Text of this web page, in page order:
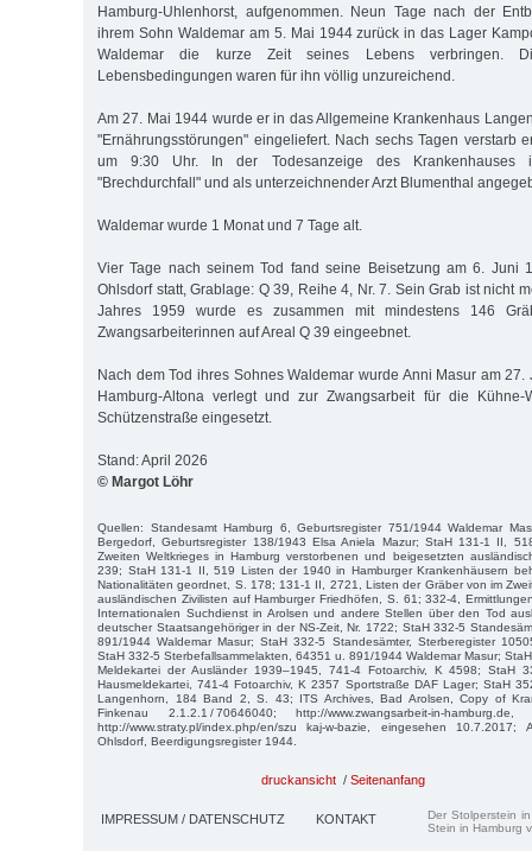
Hamburg-Uhlenhorst, aufgenommen. Neun Tage nach der
ihrem Sohn Waldemar am 5. Mai 1944 zurück in das Lager
Waldemar die kurze Zeit seines Lebens verbringen.
Lebensbedingungen waren für ihn völlig unzureichend.
Am 27. Mai 1944 wurde er in das Allgemeine Krankenhaus
"Ernährungsstörungen" eingeliefert. Nach sechs Tagen verstarb
um 9:30 Uhr. In der Todesanzeige des Krankenhauses
"Brechdurchfall" und als unterzeichnender Arzt Blumenthal
Waldemar wurde 1 Monat und 7 Tage alt.
Vier Tage nach seinem Tod fand seine Beisetzung am 6. Juni
Ohlsdorf statt, Grablage: Q 39, Reihe 4, Nr. 7. Sein Grab ist nicht
Jahres 1959 wurde es zusammen mit mindestens 146
Zwangsarbeiterinnen auf Areal Q 39 eingeebnet.
Nach dem Tod ihres Sohnes Waldemar wurde Anni Masur am
Hamburg-Altona verlegt und zur Zwangsarbeit für die Kühne-
Schützenstraße eingesetzt.
Stand: April 2026
© Margot Löhr
Quellen: Standesamt Hamburg 6, Geburtsregister 751/1944 Waldemar
Bergedorf, Geburtsregister 138/1943 Elsa Aniela Mazur; StaH 131-1 II,
Zweiten Weltkrieges in Hamburg verstorbenen und beigesetzten
239; StaH 131-1 II, 519 Listen der 1940 in Hamburger Krankenhäusern
Nationalitäten geordnet, S. 178; 131-1 II, 2721, Listen der Gräber von im
ausländischen Zivilisten auf Hamburger Friedhöfen, S. 61; 332-4,
Internationalen Suchdienst in Arolsen und andere Stellen über den Tod
deutscher Staatsangehöriger in der NS-Zeit, Nr. 1722; StaH 332-5
891/1944 Waldemar Masur; StaH 332-5 Standesämter, Sterberegister
StaH 332-5 Sterbefallsammelakten, 64351 u. 891/1944 Waldemar Masur;
Meldekartei der Ausländer 1939–1945, 741-4 Fotoarchiv, K 4598; StaH
Hausmeldekartei, 741-4 Fotoarchiv, K 2357 Sportstraße DAF Lager; StaH
Langenhorn, 184 Band 2, S. 43; ITS Archives, Bad Arolsen, Copy of
Finkenau 2.1.2.1 / 70646040; http://www.zwangsarbeit-in-
http://www.straty.pl/index.php/en/szu kaj-w-bazie, eingesehen 10.7.2017;
Ohlsdorf, Beerdigungsregister 1944.
druckansicht / Seitenanfang
IMPRESSUM / DATENSCHUTZ KONTAKT
Der Stolperstein
Stein in Hamburg